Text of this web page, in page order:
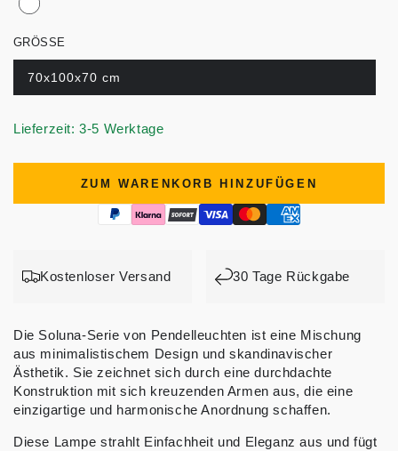
GRÖSSE
70x100x70 cm
Lieferzeit: 3-5 Werktage
ZUM WARENKORB HINZUFÜGEN
Kostenloser Versand 30 Tage Rückgabe
Die Soluna-Serie von Pendelleuchten ist eine Mischung
aus minimalistischem Design und skandinavischer
Ästhetik. Sie zeichnet sich durch eine durchdachte
Konstruktion mit sich kreuzenden Armen aus, die eine
einzigartige und harmonische Anordnung schaffen.
Diese Lampe strahlt Einfachheit und Eleganz aus und fügt